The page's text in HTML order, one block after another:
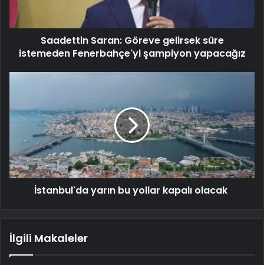
Saadettin Saran: Göreve gelirsek süre
istemeden Fenerbahçe'yi şampiyon yapacağız
İstanbul'da yarın bu yollar kapalı olacak
İlgili Makaleler